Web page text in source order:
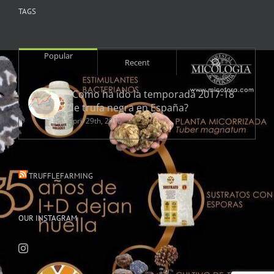
TAGS
Popular
Recent Comments
¿Como ha ido la temporada 2017-18
de trufa negra en España?
April 29th, 2018
TRUFFLEFARMING
OUR INSTAGRAM